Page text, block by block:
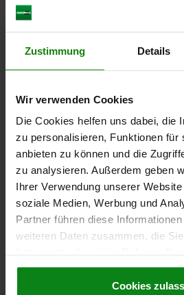
Zustimmung Details
Wir verwenden Cookies
Die Cookies helfen uns dabei, die
zu personalisieren, Funktionen für
anbieten zu können und die
zu analysieren. Außerdem geben
Ihrer Verwendung unserer
soziale Medien, Werbung und
Partner führen diese
weiteren Daten zusammen, die
gesammelt haben.Cookie
Datenschutz|AGB
Cookies
L2=12
L3=25 SW1=22
FEDERKRAFT ANFANG F1 CA. N=15
28,99 €
zzgl. MwSt.
03089 B